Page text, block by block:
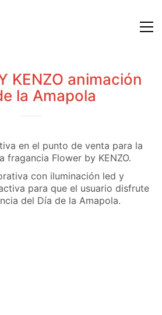
KENZO animación
la Amapola
en el punto de venta para la
fragancia Flower by KENZO.
con iluminación led y
para que el usuario disfrute
del Día de la Amapola.